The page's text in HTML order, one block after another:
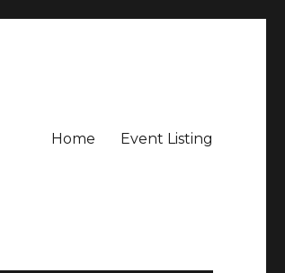
Home Event Listing